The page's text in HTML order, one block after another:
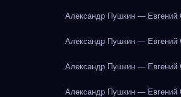
Александр Пушкин — Евгений
Александр Пушкин — Евгений
Александр Пушкин — Евгений
Александр Пушкин — Евгений